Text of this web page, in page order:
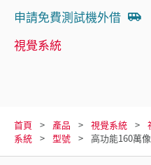
申請免費測試機外借
視覺系統
首頁 產品 視覺系統
系統
型號 高功能160萬